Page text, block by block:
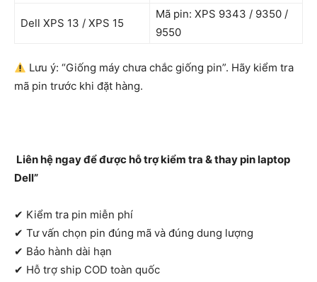
Dell XPS 13 / XPS 15
Mã pin: XPS 9343 / 9350 /
9550
Lưu ý: “Giống máy chưa chắc giống pin”. Hãy kiểm tra
mã pin trước khi đặt hàng.
Liên hệ ngay để được hỗ trợ kiểm tra & thay pin laptop
Dell”
✔ Kiểm tra pin miễn phí
✔ Tư vấn chọn pin đúng mã và đúng dung lượng
✔ Bảo hành dài hạn
✔ Hỗ trợ ship COD toàn quốc